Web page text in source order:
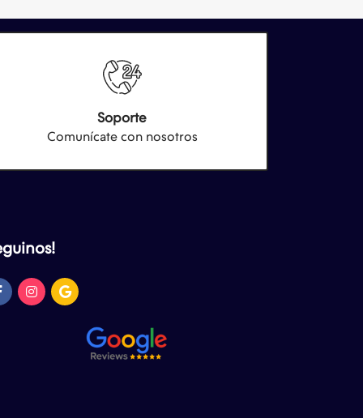
Soporte
Comunícate con nosotros